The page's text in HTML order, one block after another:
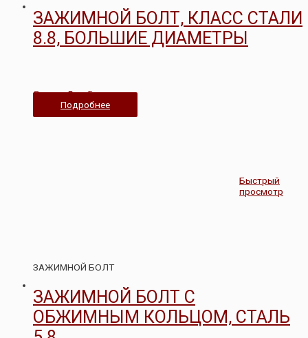
ЗАЖИМНОЙ БОЛТ, КЛАСС СТАЛИ
8.8, БОЛЬШИЕ ДИАМЕТРЫ
Оценка0из 5
Подробнее
Быстрый
просмотр
ЗАЖИМНОЙ БОЛТ
ЗАЖИМНОЙ БОЛТ С
ОБЖИМНЫМ КОЛЬЦОМ, СТАЛЬ